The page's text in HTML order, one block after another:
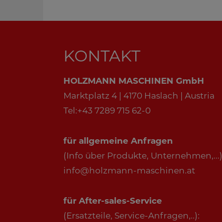
KONTAKT
HOLZMANN MASCHINEN GmbH
Marktplatz 4 | 4170 Haslach | Austria
Tel:+43 7289 715 62-0
für allgemeine Anfragen
(Info über Produkte,
info@holzmann-maschinen.at
für After-sales-Service
(Ersatzteile, Service-Anfragen,..):